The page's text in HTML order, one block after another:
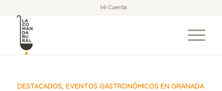
Mi Cuenta
DESTACADOS,EVENTOS GASTRONÓMICOS EN GRANADA